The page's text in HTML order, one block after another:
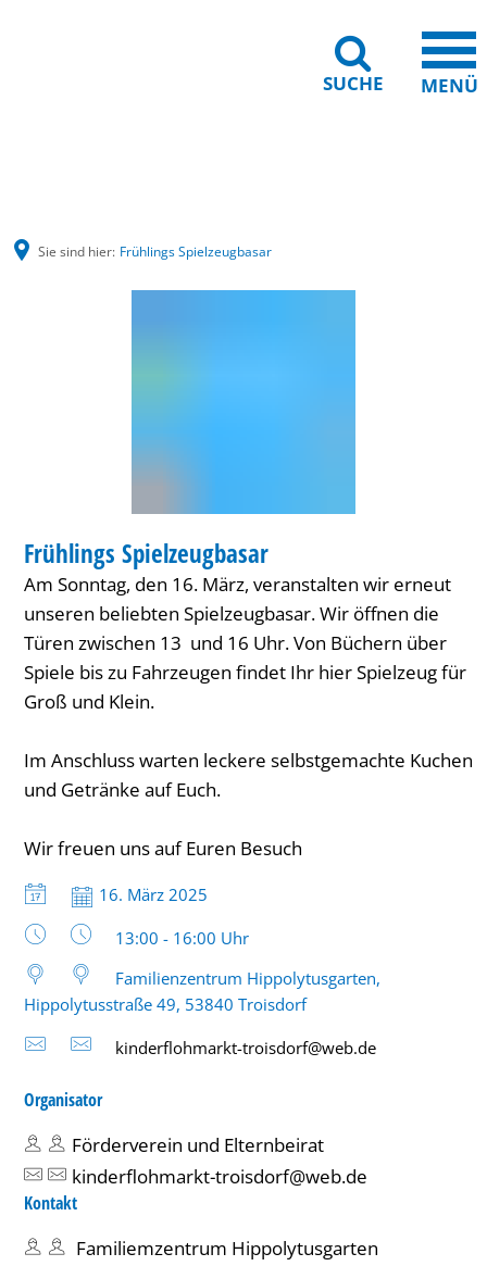
SUCHE MENÜ
Sie sind hier: Frühlings Spielzeugbasar
KATEGORIE: KINDER
Frühlings Spielzeugbasar
Am Sonntag, den 16. März, veranstalten wir erneut
unseren beliebten Spielzeugbasar. Wir öffnen die
Türen zwischen 13 und 16 Uhr. Von Büchern über
Spiele bis zu Fahrzeugen findet Ihr hier Spielzeug für
Groß und Klein.
Im Anschluss warten leckere selbstgemachte Kuchen
und Getränke auf Euch.
Wir freuen uns auf Euren Besuch
Datum:
16. März 2025
Uhrzeit:
13:00 - 16:00 Uhr
Familienzentrum Hippolytusgarten,
Hippolytusstraße 49, 53840 Troisdorf
kinderflohmarkt-troisdorf@web.de
Organisator
Förderverein und Elternbeirat
kinderflohmarkt-troisdorf@web.de
Kontakt
Familiemzentrum Hippolytusgarten